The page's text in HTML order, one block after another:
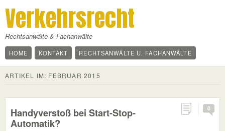
Verkehrsrecht
Rechtsanwälte & Fachanwälte
HOME KONTAKT RECHTSANWÄLTE U. FACHANWÄLTE
ARTIKEL IM: FEBRUAR 2015
0
Handyverstoß bei Start-Stop-
Automatik?